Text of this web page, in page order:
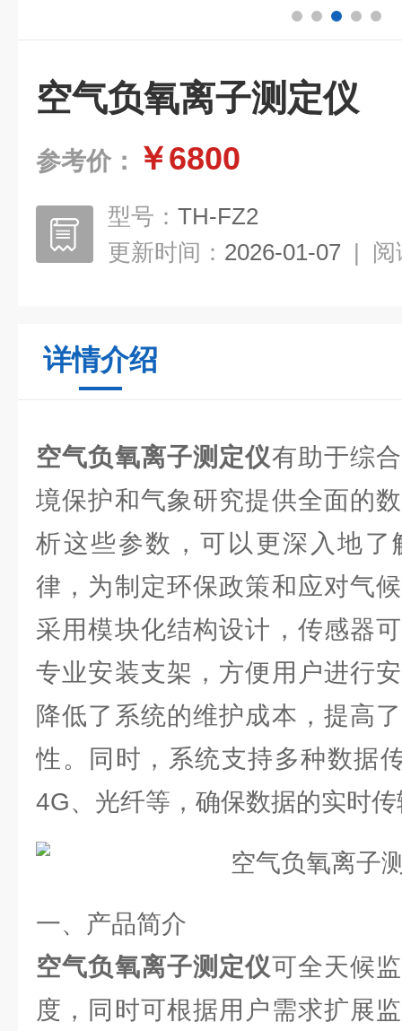
空气负氧离子测定仪
参考价： ￥6800
型号： TH-FZ2
更新时间： 2026-01-07 | 阅
详情介绍
空气负氧离子测定仪有助于综
境保护和气象研究提供全面的
析这些参数，可以更深入地了
律，为制定环保政策和应对气
采用模块化结构设计，传感器
专业安装支架，方便用户进行
降低了系统的维护成本，提高
性。同时，系统支持多种数据
4G、光纤等，确保数据的实时传
一、产品简介
空气负氧离子测定仪可全天候
度，同时可根据用户需求扩展